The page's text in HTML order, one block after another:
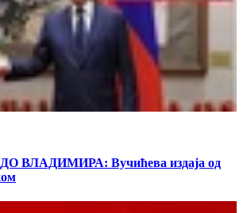
ВЛАДИМИРА: Вучићева издаја од